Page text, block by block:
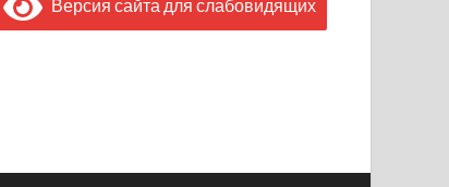
Россия"
года
Версия сайта для слабовидящих